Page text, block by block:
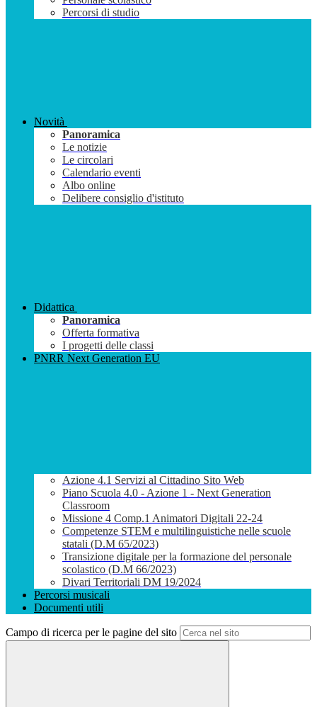
Percorsi di studio
Novità
Panoramica
Le notizie
Le circolari
Calendario eventi
Albo online
Delibere consiglio d'istituto
Didattica
Panoramica
Offerta formativa
I progetti delle classi
PNRR Next Generation EU
Azione 4.1 Servizi al Cittadino Sito Web
Piano Scuola 4.0 - Azione 1 - Next Generation
Classroom
Missione 4 Comp.1 Animatori Digitali 22-24
Competenze STEM e multilinguistiche nelle scuole
statali (D.M 65/2023)
Transizione digitale per la formazione del personale
scolastico (D.M 66/2023)
Divari Territoriali DM 19/2024
Percorsi musicali
Documenti utili
Campo di ricerca per le pagine del sito